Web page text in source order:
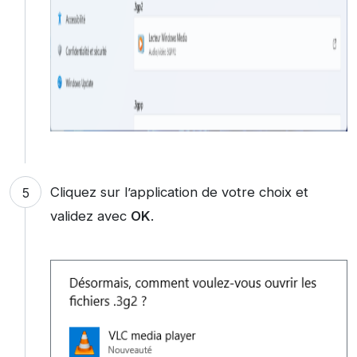
Cliquez sur l’application de votre choix et
validez avec OK.